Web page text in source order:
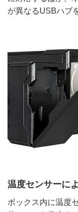
が異なるUSBハブ
温度センサーに
ボックス内に温度